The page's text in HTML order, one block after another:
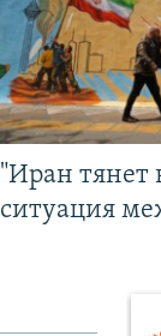
"Иран тянет
ситуация